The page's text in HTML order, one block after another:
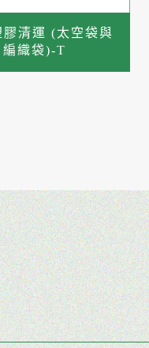
膠清運 (太空袋與
編織袋)-T